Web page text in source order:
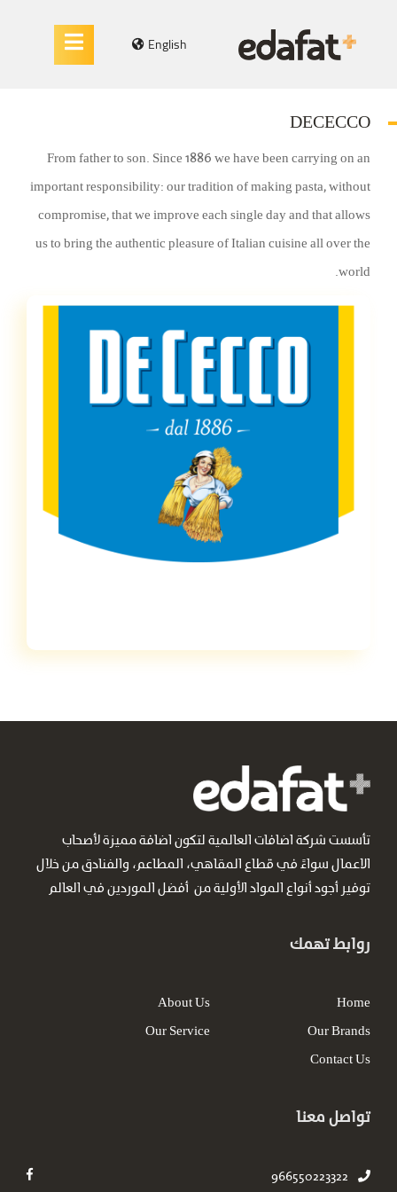
English
DECECCO
From father to son. Since 1886 we have been carrying on an
important responsibility: our tradition of making pasta, without
compromise, that we improve each single day and that allows
us to bring the authentic pleasure of Italian cuisine all over the
world.
تأسست شركة اضافات العالمية لتكون اضافة مميزة لأصحاب
الاعمال سواءً في قطاع المقاهي، المطاعم، والفنادق من خلال
توفير أجود أنواع المواد الأولية من أفضل الموردين في العالم
روابط تهمك
Home
About Us
Our Brands
Our Service
Contact Us
تواصل معنا
966550223322